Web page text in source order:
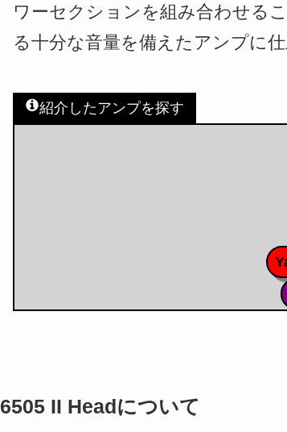
ワーセクションを組み合わせる
る十分な音量を備えたアンプに
紹介したアンプを探す
6505 II Headについて